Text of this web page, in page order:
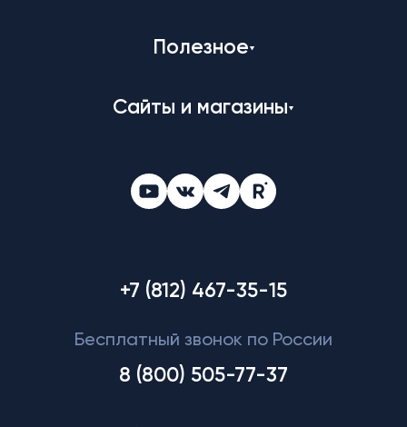
Полезное
Сайты и магазины
+7 (812) 467-35-15
Бесплатный звонок по России
8 (800) 505-77-37